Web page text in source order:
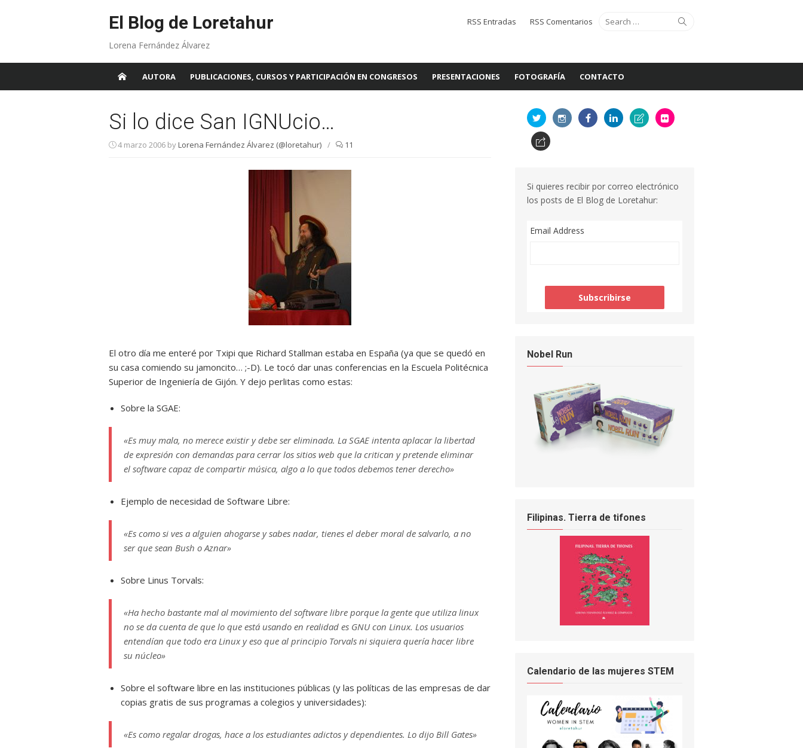
El Blog de Loretahur
Lorena Fernández Álvarez
Search
for:
RSS Entradas RSS Comentarios
AUTORA PUBLICACIONES, CURSOS Y PARTICIPACIÓN EN CONGRESOS PRESENTACIONES FOTOGRAFÍA CONTACTO
Si lo dice San IGNUcio…
4 marzo 2006 byLorena Fernández Álvarez (@loretahur) / 11
El otro día me enteré por Txipi que Richard Stallman estaba en España (ya que se quedó en
su casa comiendo su jamoncito… ;-D). Le tocó dar unas conferencias en la Escuela Politécnica
Superior de Ingeniería de Gijón. Y dejo perlitas como estas:
Sobre la SGAE:
«Es muy mala, no merece existir y debe ser eliminada. La SGAE intenta aplacar la libertad
de expresión con demandas para cerrar los sitios web que la critican y pretende eliminar
el software capaz de compartir música, algo a lo que todos debemos tener derecho»
Ejemplo de necesidad de Software Libre:
«Es como si ves a alguien ahogarse y sabes nadar, tienes el deber moral de salvarlo, a no
ser que sean Bush o Aznar»
Sobre Linus Torvals:
«Ha hecho bastante mal al movimiento del software libre porque la gente que utiliza linux
no se da cuenta de que lo que está usando en realidad es GNU con Linux. Los usuarios
entendían que todo era Linux y eso que al principio Torvals ni siquiera quería hacer libre
su núcleo»
Sobre el software libre en las instituciones públicas (y las políticas de las empresas de dar
copias gratis de sus programas a colegios y universidades):
«Es como regalar drogas, hace a los estudiantes adictos y dependientes. Lo dijo Bill Gates»
Si quieres recibir por correo electrónico
los posts de El Blog de Loretahur:
Email Address
Nobel Run
Filipinas. Tierra de tifones
Calendario de las mujeres STEM